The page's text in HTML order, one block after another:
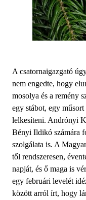
A csatornaigazgató
nem engedte, hogy
mosolya és a remény
egy stábot, egy
lelkesíteni. Andrónyi
Bényi Ildikó számára
szolgálata is. A
től rendszeresen,
napját, és ő maga is
egy februári levelét
között arról írt, hogy